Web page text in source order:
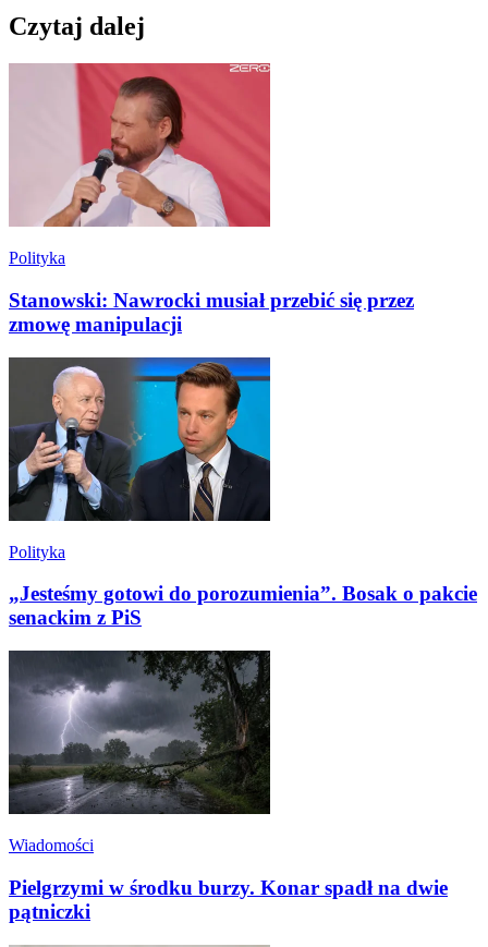
Czytaj dalej
Polityka
Stanowski: Nawrocki musiał przebić się przez
zmowę manipulacji
Polityka
„Jesteśmy gotowi do porozumienia”. Bosak o pakcie
senackim z PiS
Wiadomości
Pielgrzymi w środku burzy. Konar spadł na dwie
pątniczki